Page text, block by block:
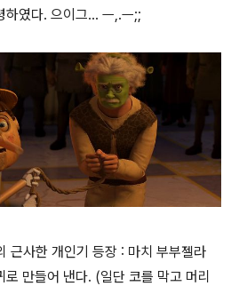
하였다. 으이그... ㅡ,.ㅡ;;
근사한 개인기 등장 : 마치 부부젤라
만들어 낸다. (일단 코를 막고 머리